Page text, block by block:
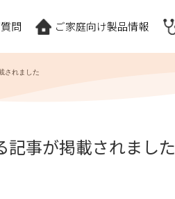
問 ご家庭向け製品情報
されました
記事が掲載されました